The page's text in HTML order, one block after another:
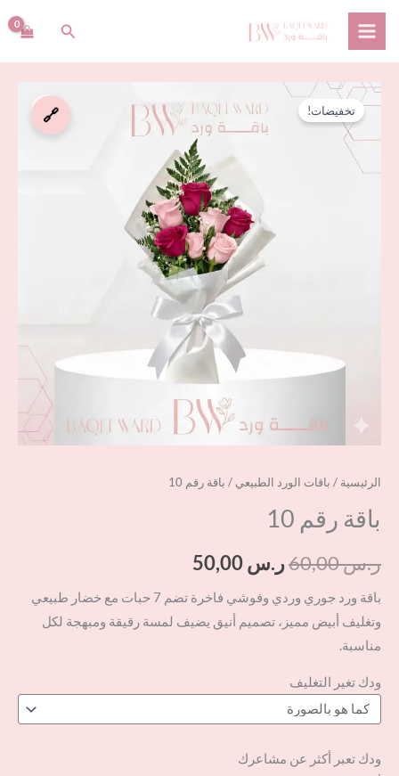
تخطي
المحتوى
البحث
تخفيضات! 🔗
الرئيسية / باقات الورد الطبيعي / باقة رقم 10
باقة رقم 10
ر.س60,00
السعر
الأصلي
ر.س 60,00.
ر.س
السعر
الحالي
هو:
ر.س 50,00.
باقة ورد جوري وردي وفوشي فاخرة تضم 7 حبات مع خضار طبيعي
وتغليف أبيض مميز، تصميم أنيق يضيف لمسة رقيقة ومبهجة لكل
مناسبة.
ودك تغير التغليف
ودك تعبر أكثر عن مشاعرك
كمية
باقة
رقم